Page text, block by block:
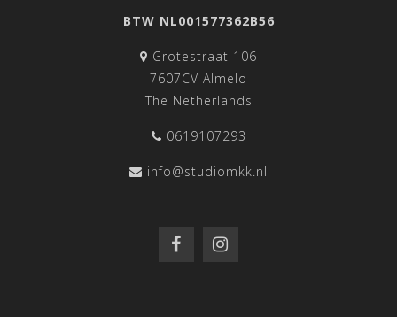
BTW NL001577362B56
Grotestraat 106
7607CV Almelo
The Netherlands
0619107293
info@studiomkk.nl